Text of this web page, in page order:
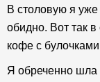
В столовую я
обидно. Вот так в
кофе с
Я обреченно шла